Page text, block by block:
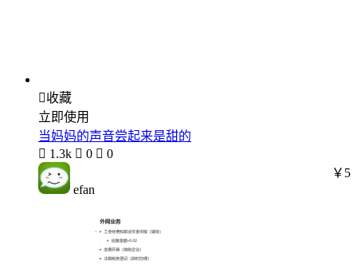
收藏
立即使用
当妈妈的声音尝起来是甜的
 1.3k  0  0
efan
￥5